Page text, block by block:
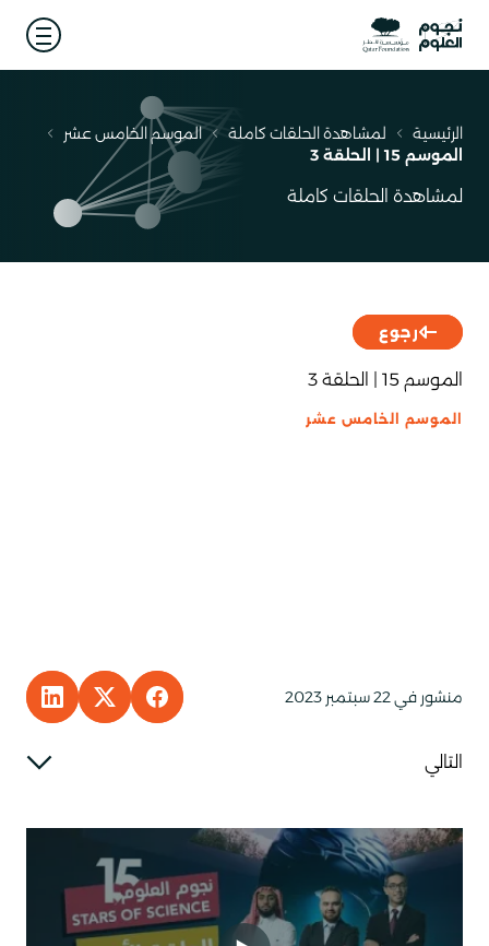
مسار
التنقل
الرئيسية لمشاهدة الحلقات كاملة
الموسم الخامس عشر
الموسم 15 | الحلقة 3
لمشاهدة الحلقات كاملة
رجوع
الموسم 15 | الحلقة 3
الموسم الخامس عشر
منشور في 22 سبتمبر 2023 TO FACEBOOK
TO X
التالي